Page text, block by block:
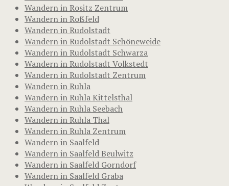
Wandern in Rositz Zentrum
Wandern in Roßfeld
Wandern in Rudolstadt
Wandern in Rudolstadt Schöneweide
Wandern in Rudolstadt Schwarza
Wandern in Rudolstadt Volkstedt
Wandern in Rudolstadt Zentrum
Wandern in Ruhla
Wandern in Ruhla Kittelsthal
Wandern in Ruhla Seebach
Wandern in Ruhla Thal
Wandern in Ruhla Zentrum
Wandern in Saalfeld
Wandern in Saalfeld Beulwitz
Wandern in Saalfeld Gorndorf
Wandern in Saalfeld Graba